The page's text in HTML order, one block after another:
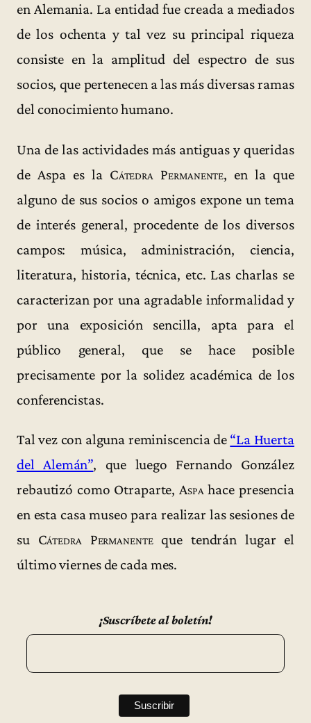
en Alemania. La entidad fue creada a mediados
de los ochenta y tal vez su principal riqueza
consiste en la amplitud del espectro de sus
socios, que pertenecen a las más diversas ramas
del conocimiento humano.
Una de las actividades más antiguas y queridas
de Aspa es la Cátedra Permanente, en la que
alguno de sus socios o amigos expone un tema
de interés general, procedente de los diversos
campos: música, administración, ciencia,
literatura, historia, técnica, etc. Las charlas se
caracterizan por una agradable informalidad y
por una exposición sencilla, apta para el
público general, que se hace posible
precisamente por la solidez académica de los
conferencistas.
Tal vez con alguna reminiscencia de “La Huerta
del Alemán”, que luego Fernando González
rebautizó como Otraparte,Aspahace presencia
en esta casa museo para realizar las sesiones de
su Cátedra Permanenteque tendrán lugar el
último viernes de cada mes.
¡Suscríbete al boletín!